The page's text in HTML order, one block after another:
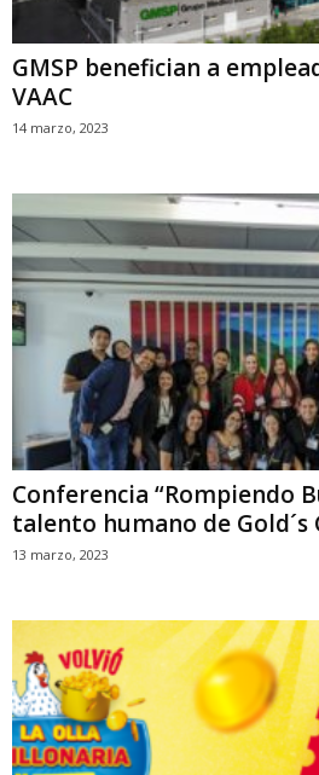
GMSP benefician a
VAAC
14 marzo, 2023
Conferencia “Rompiendo
talento humano de Gold´s
13 marzo, 2023